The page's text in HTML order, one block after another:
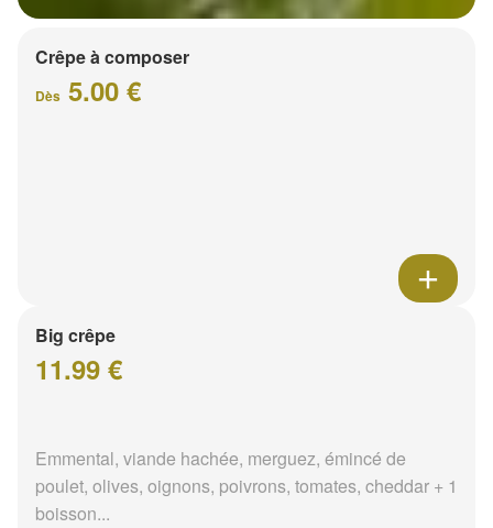
Crêpe à composer
Dès 5.00 €
Big crêpe
11.99 €
Emmental, viande hachée, merguez, émincé de
poulet, olives, oignons, poivrons, tomates, cheddar + 1
boisson...